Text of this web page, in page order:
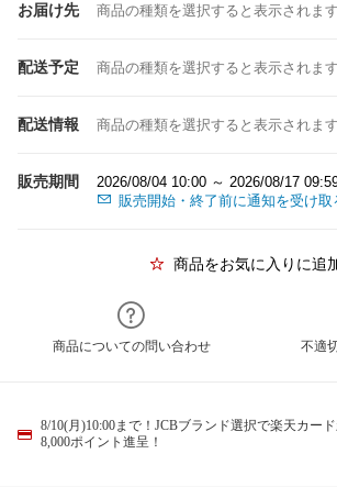
お届け先 商品の種類を選択すると表示されます
配送予定 商品の種類を選択すると表示されます
配送情報 商品の種類を選択すると表示されます
販売期間
2026/08/04 10:00 ～ 2026/08/17
販売開始・終了前に通知を受け取
商品をお気に入りに追
商品についての問い合わせ 不適
8/10(月)10:00まで！JCBブランド選択で楽天カー
8,000ポイント進呈！